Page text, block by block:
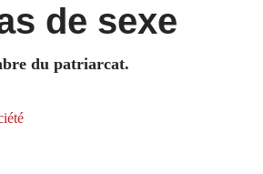
de sexe
du patriarcat.